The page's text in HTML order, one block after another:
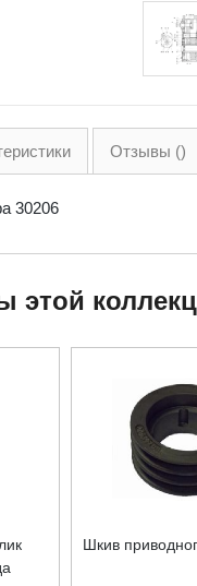
Отзывы ()
30206
этой
Шкив